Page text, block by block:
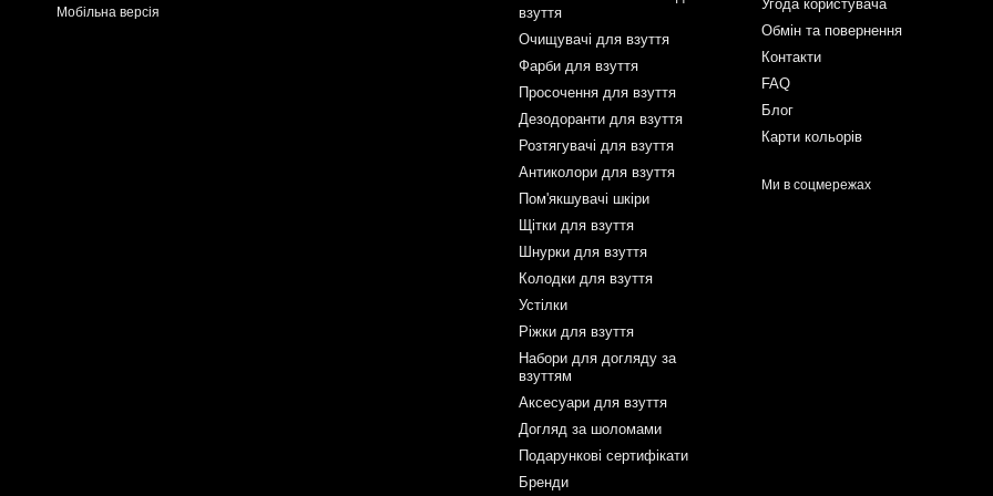
Мобільна версія
взуття
Очищувачі для взуття
Фарби для взуття
Просочення для взуття
Дезодоранти для взуття
Розтягувачі для взуття
Антиколори для взуття
Пом'якшувачі шкіри
Щітки для взуття
Шнурки для взуття
Колодки для взуття
Устілки
Ріжки для взуття
Набори для догляду за
взуттям
Аксесуари для взуття
Догляд за шоломами
Подарункові сертифікати
Бренди
Угода користувача
Обмін та повернення
Контакти
FAQ
Блог
Карти кольорів
Ми в соцмережах